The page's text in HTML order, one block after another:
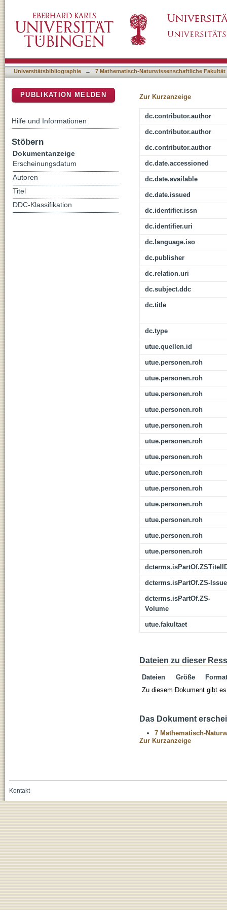
Infrared Microspectroscopy
Universitätsbibliographie → 7 Mathematisch-Naturwissenschaftliche Fakultät
Zur Kurzanzeige
dc.contributor.author
dc.contributor.author
dc.contributor.author
dc.date.accessioned
dc.date.available
dc.date.issued
dc.identifier.issn
dc.identifier.uri
dc.language.iso
dc.publisher
dc.relation.uri
dc.subject.ddc
dc.title
dc.type
utue.quellen.id
utue.personen.roh
utue.personen.roh
utue.personen.roh
utue.personen.roh
utue.personen.roh
utue.personen.roh
utue.personen.roh
utue.personen.roh
utue.personen.roh
utue.personen.roh
utue.personen.roh
utue.personen.roh
utue.personen.roh
dcterms.isPartOf.ZS-Issue
dcterms.isPartOf.ZS-
Volume
utue.fakultaet
Dateien zu dieser
Dateien Größe
Format
Zu diesem Dokument gibt
Das Dokument
7 Mathematisch-
Zur Kurzanzeige
PUBLIKATION MELDEN
Hilfe und Informationen
Stöbern
Dokumentanzeige
Erscheinungsdatum
Autoren
Titel
DDC-Klassifikation
Kontakt